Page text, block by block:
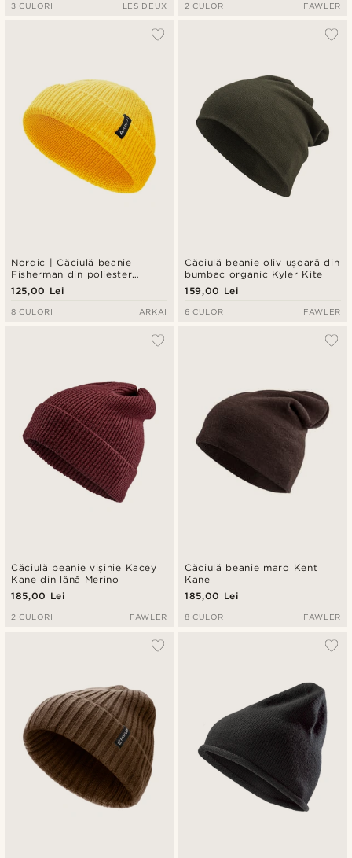
3 CULORI LES DEUX 2 CULORI FAWLER
Nordic | Căciulă beanie
Fisherman din poliester
galben
125,00 Lei
8 CULORI ARKAI
Căciulă beanie oliv ușoară din
bumbac organic Kyler Kite
159,00 Lei
6 CULORI FAWLER
Căciulă beanie vișinie Kacey
Kane din lână Merino
185,00 Lei
2 CULORI FAWLER
Căciulă beanie maro Kent
Kane
185,00 Lei
8 CULORI FAWLER